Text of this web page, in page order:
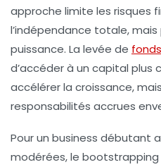
approche limite les risques
l’indépendance totale,
puissance. La levée de fonds
d’accéder à un capital plus
accélérer la croissance,
responsabilités accrues
Pour un business débutant
modérées, le